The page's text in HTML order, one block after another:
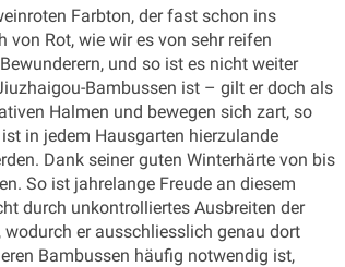
Farbton, der fast schon ins
Rot, wie wir es von sehr reifen
und so ist es nicht weiter
Bambussen ist – gilt er doch als
Halmen und bewegen sich zart, so
in jedem Hausgarten hierzulande
Dank seiner guten Winterhärte von bis
So ist jahrelange Freude an diesem
durch unkontrolliertes Ausbreiten der
er ausschliesslich genau dort
Bambussen häufig notwendig ist,